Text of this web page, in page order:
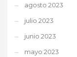
agosto 2023
julio 2023
junio 2023
mayo 2023